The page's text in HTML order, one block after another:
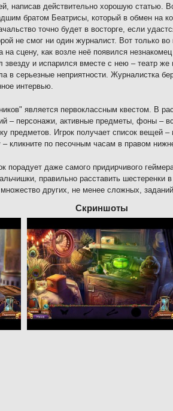
написав действительно хорошую статью.
братом Беатрисы, который в обмен на
точно будет в восторге, если
не смог ни один журналист. Вот только
сцену, как возле неё появился
звезду и испарился вместе с нею – театр
в серьезные неприятности. Журналистка
интервью.
является первоклассным квестом. В
– персонажи, активные предметы, фоны –
предметов. Игрок получает список вещей
– кликните по песочным часам в правом
порадует даже самого придирчивого
правильно расставить шестеренки
других, не менее сложных,
Скриншоты